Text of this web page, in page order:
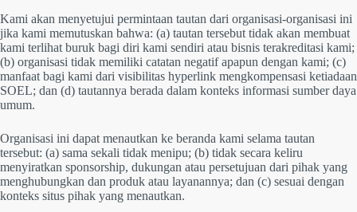
Kami akan menyetujui permintaan tautan dari organisasi-organisasi ini
jika kami memutuskan bahwa: (a) tautan tersebut tidak akan membuat
kami terlihat buruk bagi diri kami sendiri atau bisnis terakreditasi kami;
(b) organisasi tidak memiliki catatan negatif apapun dengan kami; (c)
manfaat bagi kami dari visibilitas hyperlink mengkompensasi ketiadaan
SOEL; dan (d) tautannya berada dalam konteks informasi sumber daya
umum.
Organisasi ini dapat menautkan ke beranda kami selama tautan
tersebut: (a) sama sekali tidak menipu; (b) tidak secara keliru
menyiratkan sponsorship, dukungan atau persetujuan dari pihak yang
menghubungkan dan produk atau layanannya; dan (c) sesuai dengan
konteks situs pihak yang menautkan.